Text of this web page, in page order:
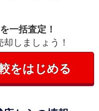
一括査定！
しましょう！
をはじめる